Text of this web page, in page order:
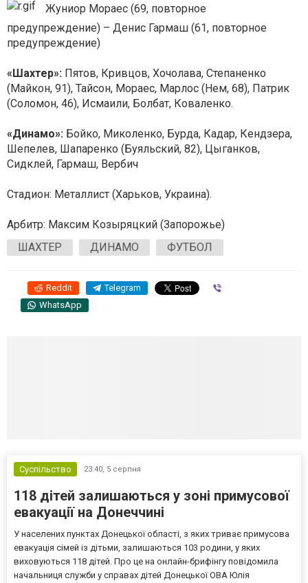
Жуниор Мораес (69, повторное
предупреждение) – Денис Гармаш (61, повторное
предупреждение)
«Шахтер»: Пятов, Кривцов, Хочолава, Степаненко
(Майкон, 91), Тайсон, Мораес, Марлос (Нем, 68), Патрик
(Соломон, 46), Исмаили, Болбат, Коваленко.
«Динамо»: Бойко, Миколенко, Бурда, Кадар, Кендзера,
Шепелев, Шапаренко (Буяльский, 82), Цыганков,
Сидклей, Гармаш, Вербич
Стадион: Металлист (Харьков, Украина).
Арбитр: Максим Козыряцкий (Запорожье)
ШАХТЕР
ДИНАМО ФУТБОЛ
Reddit Telegram
WhatsApp
Суспільство 23:40, 5 серпня
118 дітей залишаються у зоні примусової
евакуації на Донеччині
У населених пунктах Донецької області, з яких триває примусова
евакуація сімей із дітьми, залишаються 103 родини, у яких
виховуються 118 дітей. Про це на онлайн-брифінгу повідомила
начальниця служби у справах дітей Донецької ОВА Юлія